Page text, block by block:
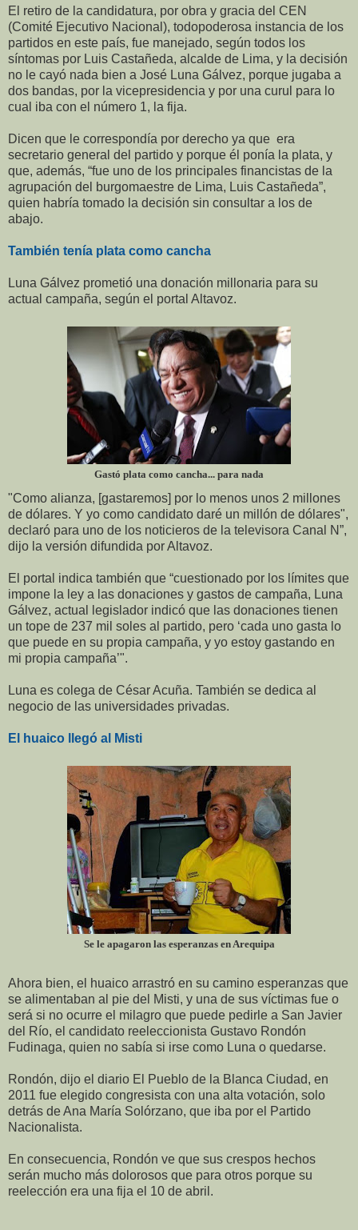
El retiro de la candidatura, por obra y gracia del CEN
(Comité Ejecutivo Nacional), todopoderosa instancia de los
partidos en este país, fue manejado, según todos los
síntomas por Luis Castañeda, alcalde de Lima, y la decisión
no le cayó nada bien a José Luna Gálvez, porque jugaba a
dos bandas, por la vicepresidencia y por una curul para lo
cual iba con el número 1, la fija.
Dicen que le correspondía por derecho ya que era
secretario general del partido y porque él ponía la plata, y
que, además, “fue uno de los principales financistas de la
agrupación del burgomaestre de Lima, Luis Castañeda”,
quien habría tomado la decisión sin consultar a los de
abajo.
También tenía plata como cancha
Luna Gálvez prometió una donación millonaria para su
actual campaña, según el portal Altavoz.
Gastó plata como cancha... para nada
"Como alianza, [gastaremos] por lo menos unos 2 millones
de dólares. Y yo como candidato daré un millón de dólares",
declaró para uno de los noticieros de la televisora Canal N”,
dijo la versión difundida por Altavoz.
El portal indica también que “cuestionado por los límites que
impone la ley a las donaciones y gastos de campaña, Luna
Gálvez, actual legislador indicó que las donaciones tienen
un tope de 237 mil soles al partido, pero ‘cada uno gasta lo
que puede en su propia campaña, y yo estoy gastando en
mi propia campaña’".
Luna es colega de César Acuña. También se dedica al
negocio de las universidades privadas.
El huaico llegó al Misti
Se le apagaron las esperanzas en Arequipa
Ahora bien, el huaico arrastró en su camino esperanzas que
se alimentaban al pie del Misti, y una de sus víctimas fue o
será si no ocurre el milagro que puede pedirle a San Javier
del Río, el candidato reeleccionista Gustavo Rondón
Fudinaga, quien no sabía si irse como Luna o quedarse.
Rondón, dijo el diario El Pueblo de la Blanca Ciudad, en
2011 fue elegido congresista con una alta votación, solo
detrás de Ana María Solórzano, que iba por el Partido
Nacionalista.
En consecuencia, Rondón ve que sus crespos hechos
serán mucho más dolorosos que para otros porque su
reelección era una fija el 10 de abril.